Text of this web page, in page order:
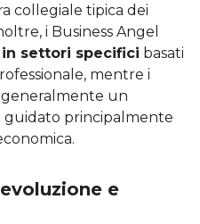
collegiale tipica dei
i Business Angel
settori specifici basati
mentre i
un
guidato principalmente
e